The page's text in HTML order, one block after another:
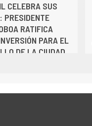
CELEBRA SUS
PRESIDENTE
RATIFICA
PARA EL
DE LA CIUDAD
ENTRE